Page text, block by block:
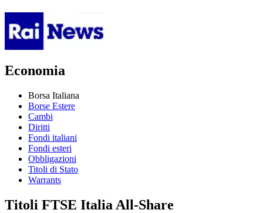
Economia
Borsa Italiana
Borse Estere
Cambi
Diritti
Fondi italiani
Fondi esteri
Obbligazioni
Titoli di Stato
Warrants
Titoli FTSE Italia All-Share